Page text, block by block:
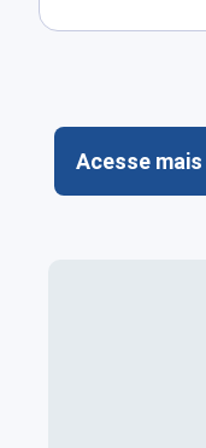
Acesse